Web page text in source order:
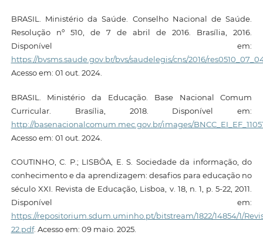
BRASIL. Ministério da Saúde. Conselho Nacional de Saúde.
Resolução nº 510, de 7 de abril de 2016. Brasília, 2016.
Disponível em:
https://bvsms.saude.gov.br/bvs/saudelegis/cns/2016/
Acesso em: 01 out. 2024.
BRASIL. Ministério da Educação. Base Nacional Comum
Curricular. Brasília, 2018. Disponível em:
http://basenacionalcomum.mec.gov.br/images/
Acesso em: 01 out. 2024.
COUTINHO, C. P.; LISBÔA, E. S. Sociedade da informação, do
conhecimento e da aprendizagem: desafios para educação no
século XXI. Revista de Educação, Lisboa, v. 18, n. 1, p. 5-22, 2011.
Disponível em:
https://repositorium.sdum.uminho.pt/bitstream/1822/14854/1/
22.pdf. Acesso em: 09 maio. 2025.